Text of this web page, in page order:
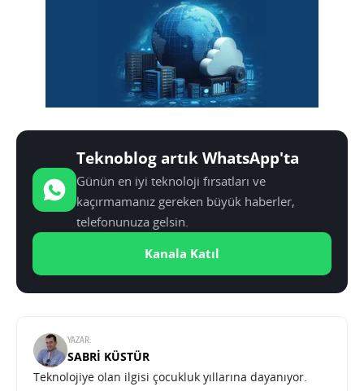
Teknoblog artık WhatsApp'ta
Günün en iyi teknoloji fırsatları ve
kaçırmamanız gereken büyük haberler,
telefonunuza gelsin.
Kanala Katıl
YAZAR:
SABRI KÜSTÜR
Teknolojiye olan ilgisi çocukluk yıllarına dayanıyor.